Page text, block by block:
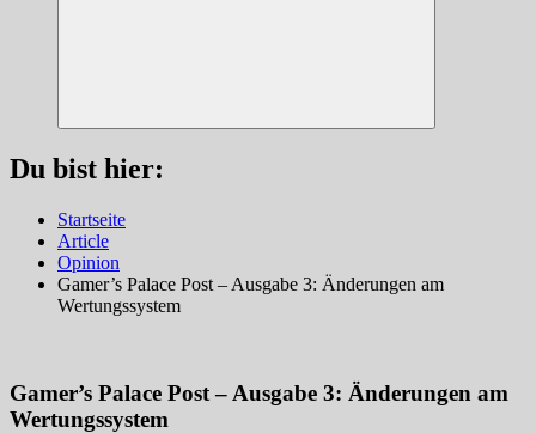
Suchen
Du bist hier:
Startseite
Article
Opinion
Gamer’s Palace Post – Ausgabe 3: Änderungen am
Wertungssystem
Gamer’s Palace Post – Ausgabe 3: Änderungen am
Wertungssystem